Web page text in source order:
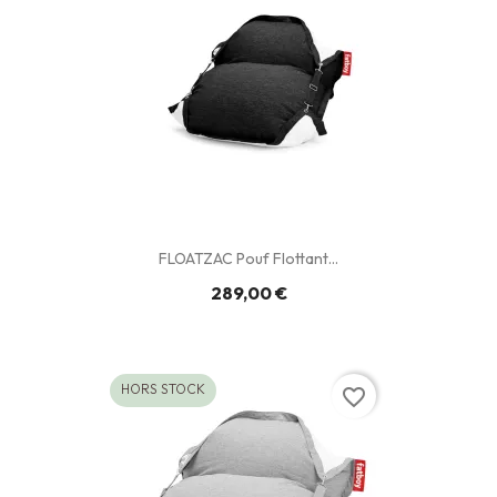
FLOATZAC Pouf Flottant...
289,00 €
HORS STOCK favorite_border